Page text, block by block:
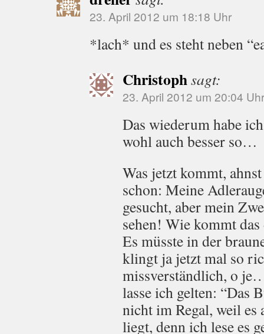
23. April 2012 um 18:18 Uhr
*lach* und es steht neben
Christophsagt:
23. April 2012 um 20:04 Uhr
Das wiederum habe
wohl auch besser so…
Was jetzt kommt,
schon: Meine
gesucht, aber mein
sehen! Wie kommt
Es müsste in der
klingt ja jetzt mal so
missverständlich, o
lasse ich gelten: “Das
nicht im Regal, weil es
liegt, denn ich lese es